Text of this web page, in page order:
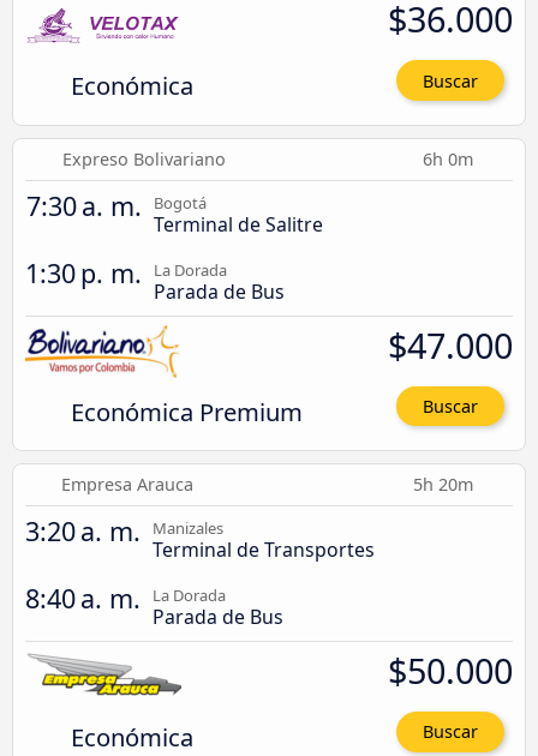
Económica
$36.000
Buscar
Expreso Bolivariano 6h 0m
7:30 a. m. Bogotá
Terminal de Salitre
1:30 p. m. La Dorada
Parada de Bus
Económica Premium
$47.000
Buscar
Empresa Arauca 5h 20m
3:20 a. m. Manizales
Terminal de Transportes
8:40 a. m. La Dorada
Parada de Bus
Económica
$50.000
Buscar